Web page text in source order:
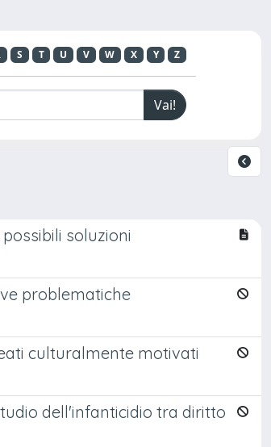
S T U V W X Y Z
soluzioni
problematiche
culturalmente motivati
dell'infanticidio tra diritto